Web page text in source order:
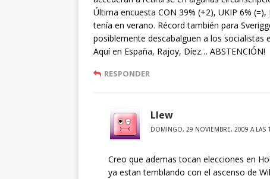
Última encuesta CON 39% (+2), UKIP 6%
tenía en verano. Récord también para
posiblemente descabalguen a los socialistas
Aquí en España, Rajoy, Díez… ABSTENCIÓN!
RESPONDER
Llew
DOMINGO, 29 NOVIEMBRE, 2009 A LAS
Creo que ademas tocan elecciones en
ya estan temblando con el ascenso de